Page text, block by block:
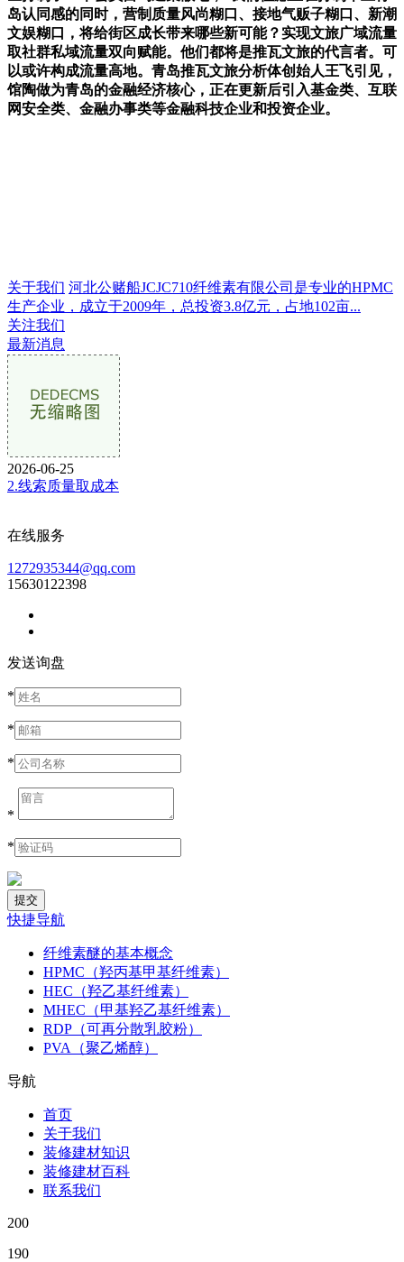
岛认同感的同时，营制质量风尚糊口、接地气贩子糊口、新潮
文娱糊口，将给街区成长带来哪些新可能？实现文旅广域流量
取社群私域流量双向赋能。他们都将是推瓦文旅的代言者。可
以或许构成流量高地。青岛推瓦文旅分析体创始人王飞引见，
馆陶做为青岛的金融经济核心，正在更新后引入基金类、互联
网安全类、金融办事类等金融科技企业和投资企业。
关于我们 河北公赌船JCJC710纤维素有限公司是专业的HPMC
生产企业，成立于2009年，总投资3.8亿元，占地102亩...
关注我们
最新消息
2026-06-25
2.线索质量取成本
在线服务
1272935344@qq.com
15630122398
发送询盘
*
*
*
*
*
快捷导航
纤维素醚的基本概念
HPMC（羟丙基甲基纤维素）
HEC（羟乙基纤维素）
MHEC（甲基羟乙基纤维素）
RDP（可再分散乳胶粉）
PVA（聚乙烯醇）
导航
首页
关于我们
装修建材知识
装修建材百科
联系我们
200
190